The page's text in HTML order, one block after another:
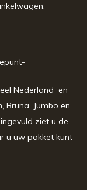
Nederland en
Bruna, Jumbo en
ziet u de
u uw pakket kunt